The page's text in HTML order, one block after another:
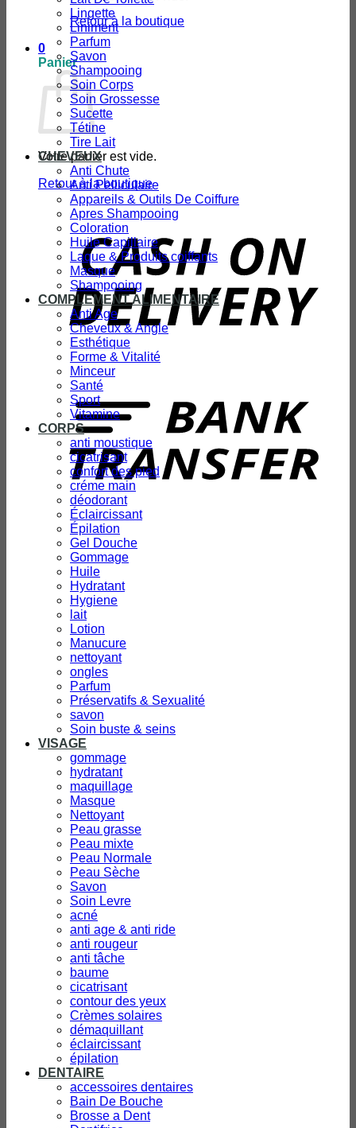
Retour à la boutique
0
Panier
Votre panier est vide.
Retour à la boutique
Lingette
Liniment
Parfum
Savon
Shampooing
Soin Corps
Soin Grossesse
Sucette
Tétine
Tire Lait
CHEVEUX
Anti Chute
Anti Pelliculaire
Appareils & Outils De Coiffure
Apres Shampooing
Coloration
Huile Capillaire
Laque & Produits coiffants
Masque
Shampooing
COMPLEMENT ALIMENTAIRE
Anti Age
Cheveux & Angle
Esthétique
Forme & Vitalité
Minceur
Santé
Sport
Vitamine
CORPS
anti moustique
cicatrisant
confort des pied
créme main
déodorant
Éclaircissant
Épilation
Gel Douche
Gommage
Huile
Hydratant
Hygiene
lait
Lotion
Manucure
nettoyant
ongles
Parfum
Préservatifs & Sexualité
savon
Soin buste & seins
VISAGE
gommage
hydratant
maquillage
Masque
Nettoyant
Peau grasse
Peau mixte
Peau Normale
Peau Sèche
Savon
Soin Levre
acné
anti age & anti ride
anti rougeur
anti tâche
baume
cicatrisant
contour des yeux
Crèmes solaires
démaquillant
éclaircissant
épilation
DENTAIRE
accessoires dentaires
Bain De Bouche
Brosse a Dent